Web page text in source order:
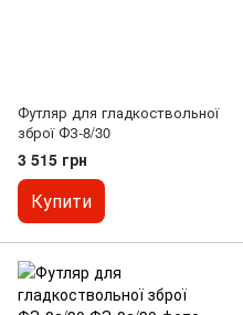
Футляр для гладкоствольної
зброї ФЗ-8/30
3 515 грн
Купити